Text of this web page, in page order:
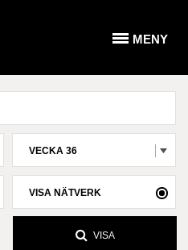
MENY
VISA
VECKA 36
VISA NÄTVERK